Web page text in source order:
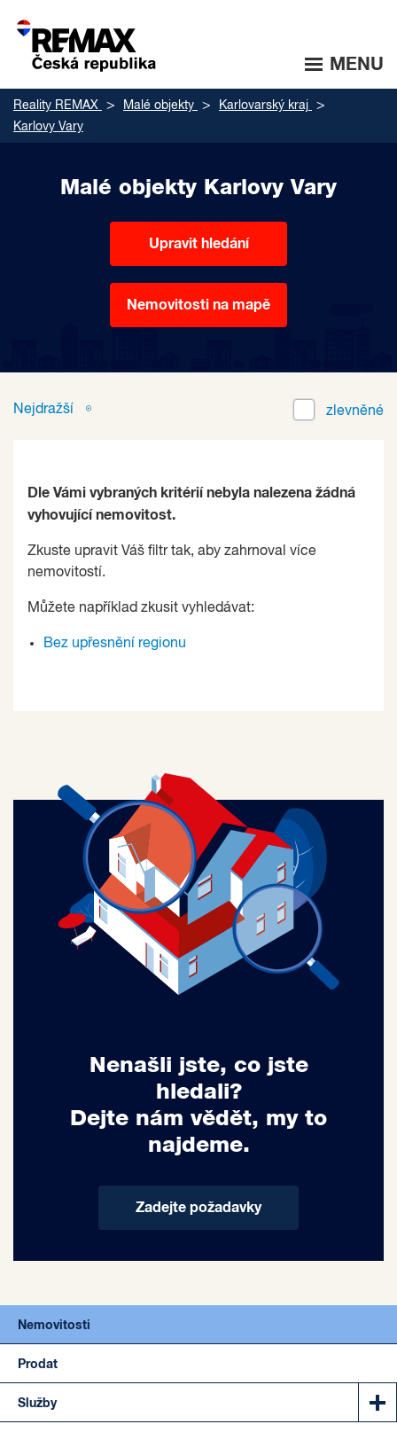
MENU
Reality REMAX Malé objekty
Karlovarský kraj
Karlovy Vary
Malé objekty Karlovy Vary
Upravit hledání
Nemovitosti na mapě
Nejdražší zlevněné
Dle Vámi vybraných kritérií nebyla nalezena žádná
vyhovující nemovitost.
Zkuste upravit Váš filtr tak, aby zahrnoval více
nemovitostí.
Můžete například zkusit vyhledávat:
Bez upřesnění regionu
Nenašli jste, co jste
hledali?
Dejte nám vědět, my to
najdeme.
Zadejte požadavky
Nemovitosti
Prodat
Služby